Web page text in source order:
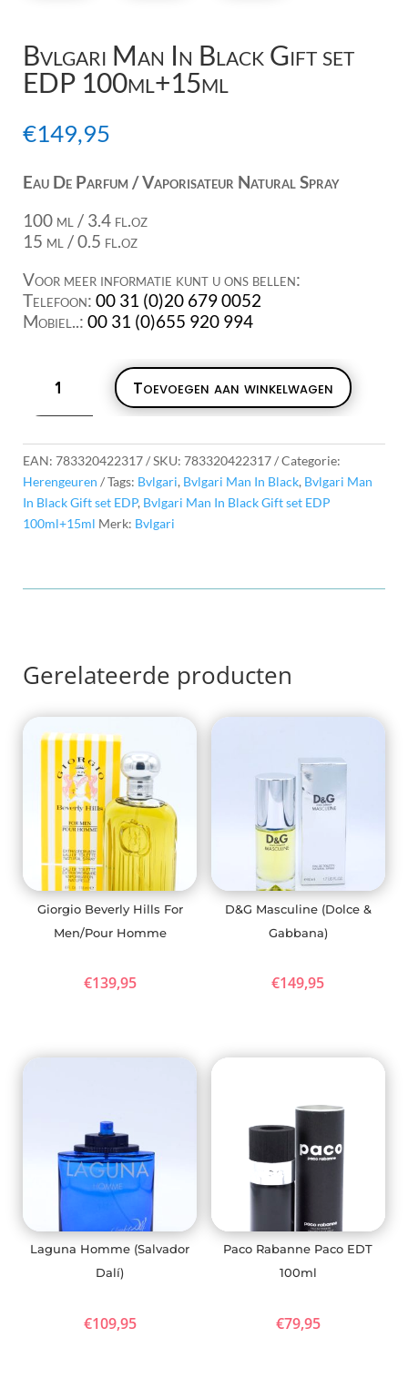
Bvlgari Man In Black Gift set
EDP 100ml+15ml
€149,95
Eau De Parfum / Vaporisateur Natural Spray
100 ml / 3.4 fl.oz
15 ml / 0.5 fl.oz
Voor meer informatie kunt u ons bellen:
Telefoon: 00 31 (0)20 679 0052
Mobiel..: 00 31 (0)655 920 994
Toevoegen aan winkelwagen
EAN: 783320422317 SKU: 783320422317
Categorie:
Herengeuren
Tags: Bvlgari, Bvlgari Man In Black, Bvlgari Man
In Black Gift set EDP, Bvlgari Man In Black Gift set EDP
100ml+15ml Merk: Bvlgari
Gerelateerde producten
Giorgio Beverly Hills For
Men/Pour Homme
€139,95
D&G Masculine (Dolce &
Gabbana)
€149,95
Laguna Homme (Salvador
Dalí)
€109,95
Paco Rabanne Paco EDT
100ml
€79,95